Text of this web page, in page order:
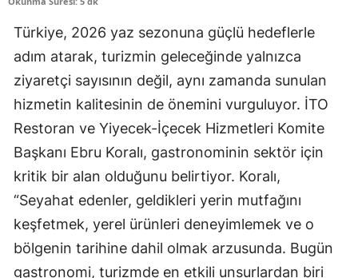
Türkiye, 2026 yaz sezonuna güçlü hedeflerle
adım atarak, turizmin geleceğinde yalnızca
ziyaretçi sayısının değil, aynı zamanda sunulan
hizmetin kalitesinin de önemini vurguluyor. İTO
Restoran ve Yiyecek-İçecek Hizmetleri Komite
Başkanı Ebru Koralı, gastronominin sektör için
kritik bir alan olduğunu belirtiyor. Koralı,
“Seyahat edenler, geldikleri yerin mutfağını
keşfetmek, yerel ürünleri deneyimlemek ve o
bölgenin tarihine dahil olmak arzusunda. Bugün
gastronomi, turizmde en etkili unsurlardan biri